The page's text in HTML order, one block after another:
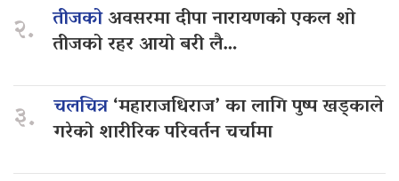
२. तीजकोअवसरमा दीपा नारायणको एकल शो
तीजको रहर आयो बरी लै…
३. चलचित्र‘महाराजधिराज’ का लागि पुष्प खड्काले
गरेको शारीरिक परिवर्तन चर्चामा